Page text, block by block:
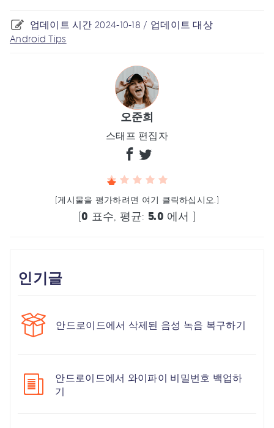
업데이트 시간 2024-10-18 / 업데이트 대상
Android Tips
오준희
스태프 편집자
(게시물을 평가하려면 여기 클릭하십시오.)
(0 표수, 평균: 5.0 에서 )
인기글
안드로이드에서 삭제된 음성 녹음 복구하기
안드로이드에서 와이파이 비밀번호 백업하
기